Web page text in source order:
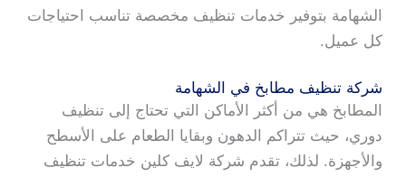
الشهامة بتوفير خدمات تنظيف مخصصة تناسب احتياجات
كل عميل.
شركة تنظيف مطابخ في الشهامة
المطابخ هي من أكثر الأماكن التي تحتاج إلى تنظيف
دوري، حيث تتراكم الدهون وبقايا الطعام على الأسطح
والأجهزة. لذلك، تقدم شركة لايف كلين خدمات تنظيف